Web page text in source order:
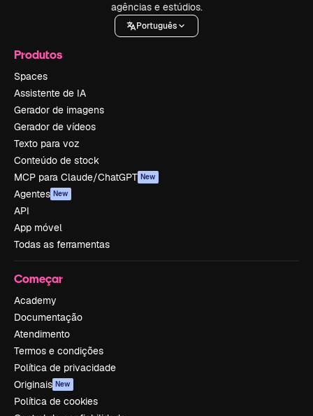
agências e estúdios.
Português
Produtos
Spaces
Assistente de IA
Gerador de imagens
Gerador de vídeos
Texto para voz
Conteúdo de stock
MCP para Claude/ChatGPT New
Agentes New
API
App móvel
Todas as ferramentas
Começar
Academy
Documentação
Atendimento
Termos e condições
Política de privacidade
Originais New
Política de cookies